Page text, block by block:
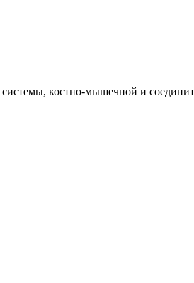
костно-мышечной и